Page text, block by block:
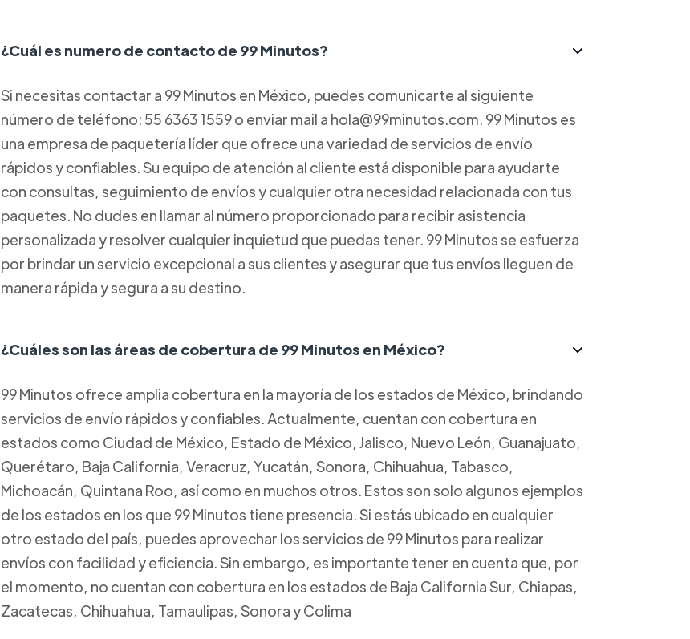
¿Cuál es numero de contacto de 99 Minutos?
Si necesitas contactar a 99 Minutos en México, puedes comunicarte al siguiente
número de teléfono: 55 6363 1559 o enviar mail a hola@99minutos.com. 99 Minutos es
una empresa de paquetería líder que ofrece una variedad de servicios de envío
rápidos y confiables. Su equipo de atención al cliente está disponible para ayudarte
con consultas, seguimiento de envíos y cualquier otra necesidad relacionada con tus
paquetes. No dudes en llamar al número proporcionado para recibir asistencia
personalizada y resolver cualquier inquietud que puedas tener. 99 Minutos se esfuerza
por brindar un servicio excepcional a sus clientes y asegurar que tus envíos lleguen de
manera rápida y segura a su destino.
¿Cuáles son las áreas de cobertura de 99 Minutos en México?
99 Minutos ofrece amplia cobertura en la mayoría de los estados de México, brindando
servicios de envío rápidos y confiables. Actualmente, cuentan con cobertura en
estados como Ciudad de México, Estado de México, Jalisco, Nuevo León, Guanajuato,
Querétaro, Baja California, Veracruz, Yucatán, Sonora, Chihuahua, Tabasco,
Michoacán, Quintana Roo, así como en muchos otros. Estos son solo algunos ejemplos
de los estados en los que 99 Minutos tiene presencia. Si estás ubicado en cualquier
otro estado del país, puedes aprovechar los servicios de 99 Minutos para realizar
envíos con facilidad y eficiencia. Sin embargo, es importante tener en cuenta que, por
el momento, no cuentan con cobertura en los estados de Baja California Sur, Chiapas,
Zacatecas, Chihuahua, Tamaulipas, Sonora y Colima